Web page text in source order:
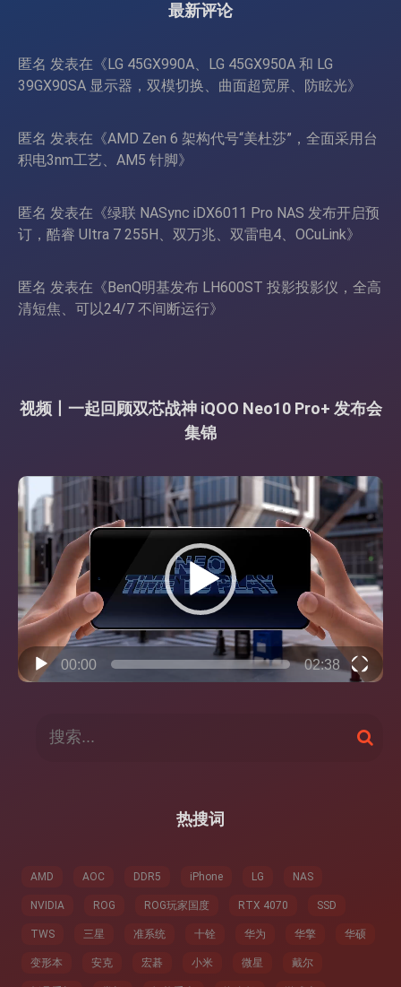
最新评论
匿名 发表在《 LG 45GX990A、LG 45GX950A 和 LG
39GX90SA 显示器，双模切换、曲面超宽屏、防眩光》
匿名 发表在《AMD Zen 6 架构代号“美杜莎”，全面采用台
积电3nm工艺、AM5 针脚》
匿名 发表在《绿联 NASync iDX6011 Pro NAS 发布开启预
订，酷睿 Ultra 7 255H、双万兆、双雷电4、OCuLink》
匿名 发表在《 BenQ明基发布 LH600ST 投影投影仪，全高
清短焦、可以24/7 不间断运行》
视频丨一起回顾双芯战神 iQOO Neo10 Pro+ 发布会
集锦
视
频
播
放
器
00:00 02:38
搜
索
热搜词
AMD AOC DDR5 iPhone LG NAS
NVIDIA ROG ROG玩家国度 RTX 4070 SSD
TWS 三星 准系统 十铨 华为 华擎 华硕
变形本 安克 宏碁 小米 微星 戴尔